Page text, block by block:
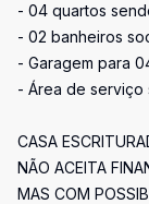
- 04 quartos
- 02 banheiros
- Garagem para
- Área de serviço
CASA
NÃO ACEITA
MAS COM